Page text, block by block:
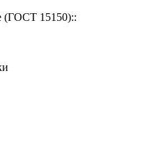
(ГОСТ 15150)::